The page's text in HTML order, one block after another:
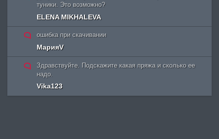
туники. Это возможно?
ELENA MIKHALEVA
ошибка при скачивании
МарияV
Здравствуйте. Подскажите какая пряжа и сколько ее
надо.
Vika123